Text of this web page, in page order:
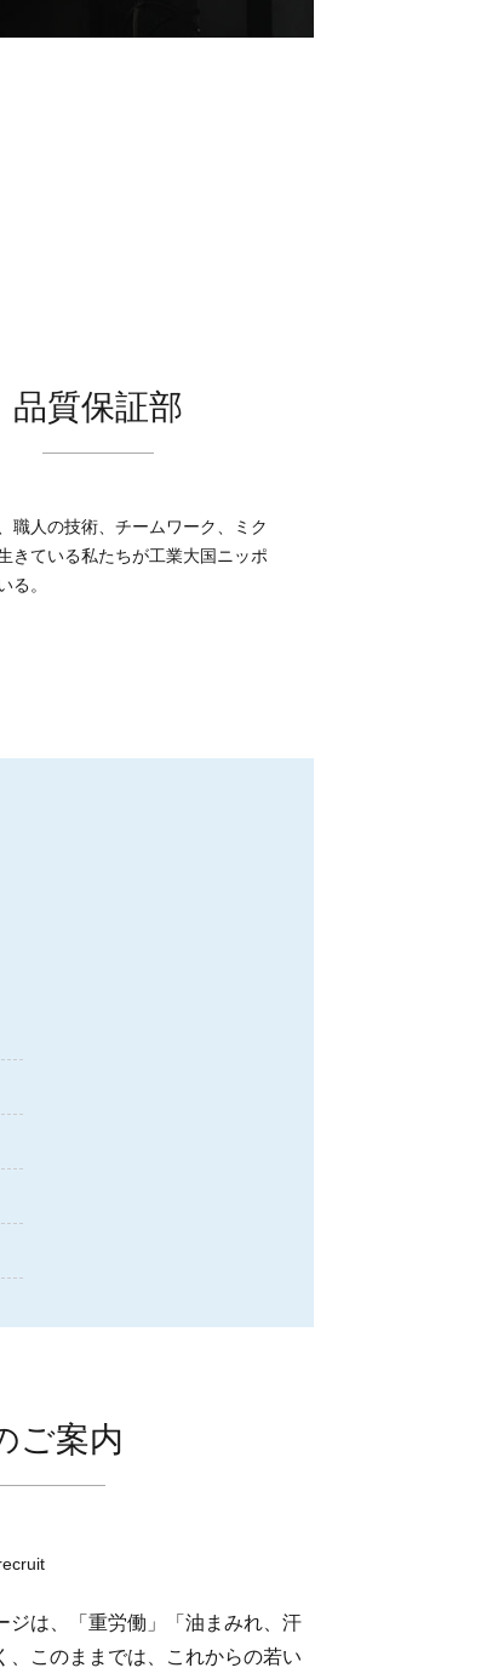
品質保証部
職人の技術、チームワーク、ミク
きている私たちが工業大国ニッポ
る。
ご案内
ジは、「重労働」「油まみれ、汗
、このままでは、これからの若い